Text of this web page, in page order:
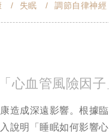
失眠 調節自律神經
心血管風險因子
造成深遠影響。根據
說明「睡眠如何影響